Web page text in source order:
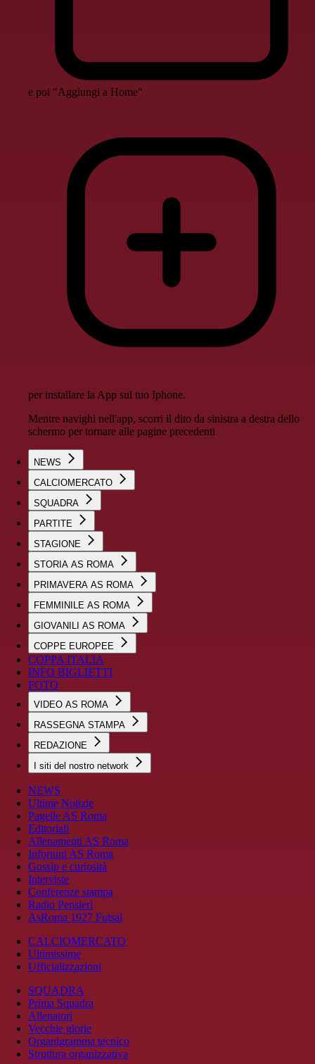
e poi "Aggiungi a Home"
per installare la App sul tuo Iphone.
Mentre navighi nell'app, scorri il dito da sinistra a destra dello
schermo per tornare alle pagine precedenti
NEWS
CALCIOMERCATO
SQUADRA
PARTITE
STAGIONE
STORIA AS ROMA
PRIMAVERA AS ROMA
FEMMINILE AS ROMA
GIOVANILI AS ROMA
COPPE EUROPEE
COPPA ITALIA
INFO BIGLIETTI
FOTO
VIDEO AS ROMA
RASSEGNA STAMPA
REDAZIONE
I siti del nostro network
NEWS
Ultime Notizie
Pagelle AS Roma
Editoriali
Allenamenti AS Roma
Infortuni AS Roma
Gossip e curiosità
Interviste
Conferenze stampa
Radio Pensieri
AsRoma 1927 Futsal
CALCIOMERCATO
Ultimissime
Ufficializzazioni
SQUADRA
Prima Squadra
Allenatori
Vecchie glorie
Organigramma tecnico
Struttura organizzativa